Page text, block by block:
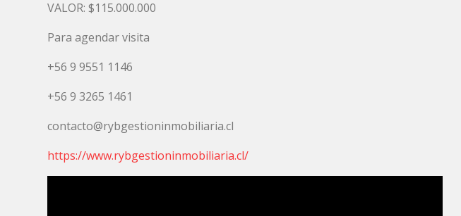
VALOR: $115.000.000
Para agendar visita
+56 9 9551 1146
+56 9 3265 1461
contacto@rybgestioninmobiliaria.cl
https://www.rybgestioninmobiliaria.cl/